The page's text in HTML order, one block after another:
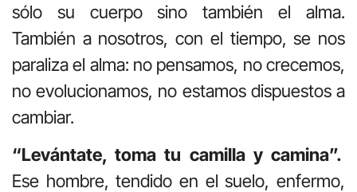
sólo su cuerpo sino también el alma.
También a nosotros, con el tiempo, se nos
paraliza el alma: no pensamos, no crecemos,
no evolucionamos, no estamos dispuestos a
cambiar.
“Levántate, toma tu camilla y camina”.
Ese hombre, tendido en el suelo, enfermo,